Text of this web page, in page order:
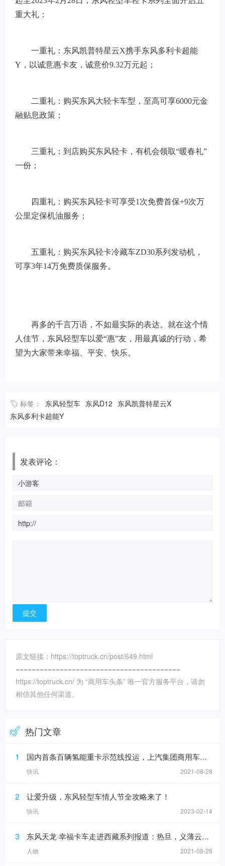
重大礼：
一重礼：东风凯普特星云X携手东风多利卡超能
Y，以诚意惠卡友，诚意价9.32万元起；
二重礼：购买东风大轻卡车型，至高可享6000元金
融贴息政策；
三重礼：到店购买东风轻卡，有机会领取“暖春礼”
一份；
四重礼：购买东风轻卡可享受1次免费首保+9次万
公里定保机油服务；
五重礼：购买东风轻卡冷藏车ZD30系列发动机，
可享3年14万免费质保服务。
再多的千言万语，不如最实际的表达。就在这个情
人佳节，东风轻型车以爱“惠”友，用最真诚的行动，希
望为大家带来幸福、平安、快乐。
标签： 东风轻型车 东风D12 东风凯普特星云X
东风多利卡超能Y
发表评论：
原文链接：https://toptruck.cn/post/649.html
=========================================
https://toptruck.cn/ 为 “商用车头条” 唯一官方服务平台，请勿
相信其他任何渠道。
热门文章
1 国内首条百辆氢能重卡示范线投运，上汽集团商用车上半年销售增16%
快讯 2021-08-28
2 让爱升级，东风轻型车情人节全攻略来了！
快讯 2023-02-14
3 东风天龙·幸福卡车走进西藏系列报道：热旦，义薄云天的带头大哥
人物 2021-08-26